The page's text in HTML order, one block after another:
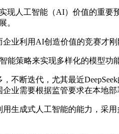
人工智能（AI）价值的重
。
利用AI创造价值的竞赛才刚
策略来实现多样化的模型功
断迭代，尤其最近
业需要根据监管要求在本地部
成式人工智能的能力，采